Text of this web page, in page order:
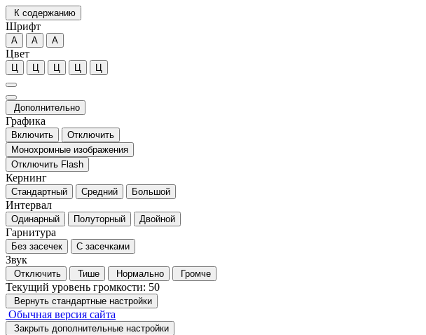
К содержанию
Шрифт
А А А
Цвет
Ц Ц Ц Ц Ц
Дополнительно
Графика
Включить
Отключить
Монохромные изображения
Отключить Flash
Кернинг
Стандартный Средний Большой
Интервал
Одинарный Полуторный Двойной
Гарнитура
Без засечек С засечками
Звук
Отключить Тише Нормально Громче
Текущий уровень громкости: 50
Вернуть стандартные настройки
Обычная версия сайта
Закрыть дополнительные настройки